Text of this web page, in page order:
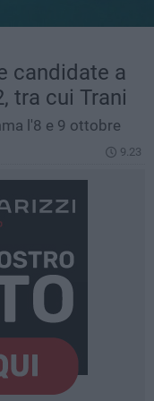
candidate a
tra cui Trani
l'8 e 9 ottobre
9.23